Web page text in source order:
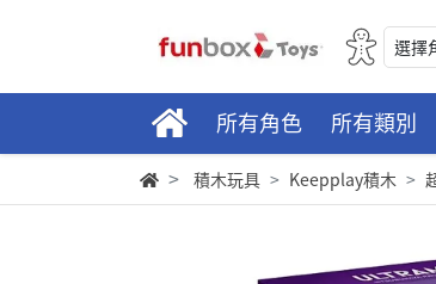
選擇
所有角色 所有類別
積木玩具 Keepplay積木